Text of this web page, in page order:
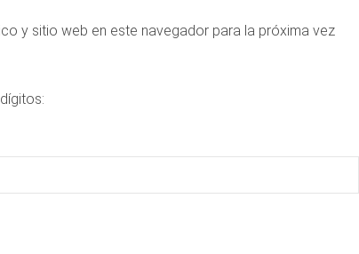
y sitio web en este navegador para la próxima vez